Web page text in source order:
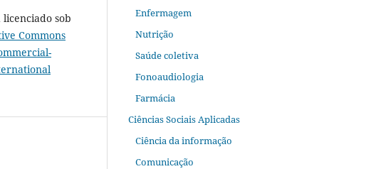
sob
Commons
Enfermagem
Nutrição
Saúde coletiva
Fonoaudiologia
Farmácia
Ciências Sociais Aplicadas
Ciência da informação
Comunicação